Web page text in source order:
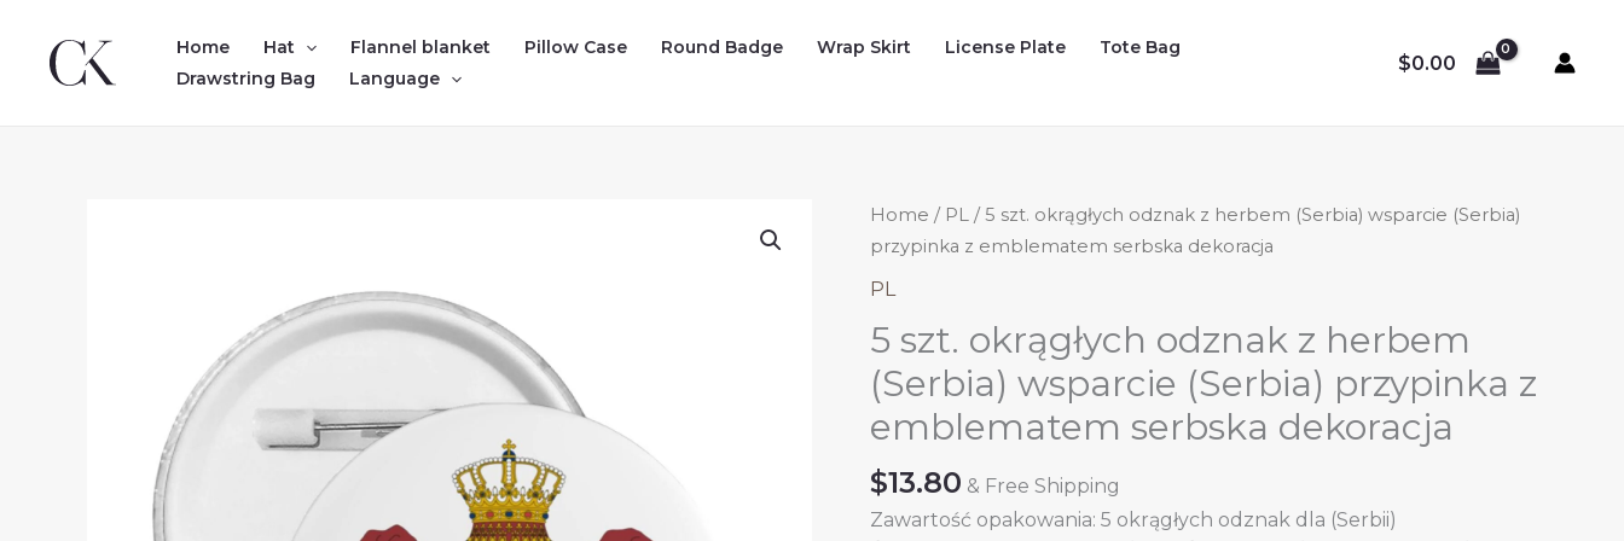
content
Home Hat Flannel blanket Pillow Case Round Badge Wrap Skirt License Plate
Tote Bag
Drawstring Bag
Language
$0.00
Home / PL / 5 szt. okrągłych odznak z herbem (Serbia) wsparcie (Serbia)
przypinka z emblematem serbska dekoracja
PL
5 szt. okrągłych odznak z herbem
(Serbia) wsparcie (Serbia) przypinka z
emblematem serbska dekoracja
$13.80 & Free Shipping
Zawartość opakowania: 5 okrągłych odznak dla (Serbii)